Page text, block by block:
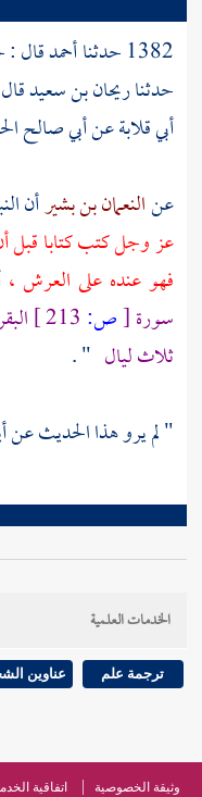
1382 حدثنا أحمدقال :
حدثناريحان بن سعيد
أبي قلابةعنأبي صالح
عنالنعمان بن بشيرأن
عز وجل كتب كتابا قبل
فهو عنده على العرش ،
سورة[ص:
ثلاث ليال " .
" لم يرو هذا الحديث عن
الخدمات العلمية
ترجمة علم عناوين
وثيقة الخصوصية اتفاقية